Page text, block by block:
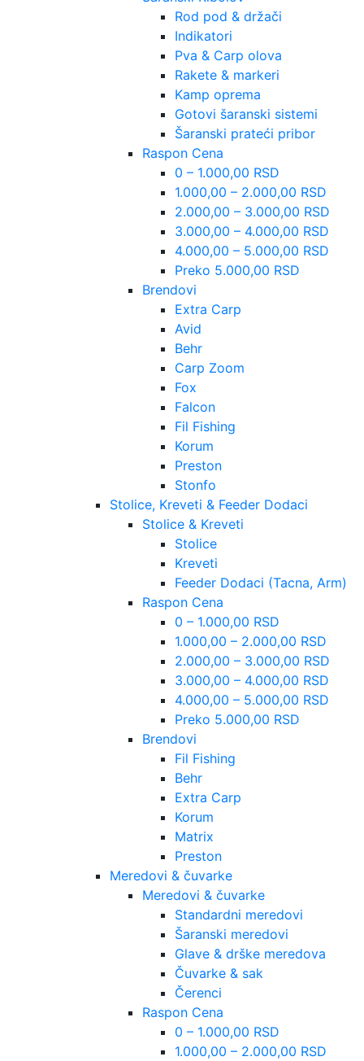
Rod pod & držači
Indikatori
Pva & Carp olova
Rakete & markeri
Kamp oprema
Gotovi šaranski sistemi
Šaranski prateći pribor
Raspon Cena
0 – 1.000,00 RSD
1.000,00 – 2.000,00 RSD
2.000,00 – 3.000,00 RSD
3.000,00 – 4.000,00 RSD
4.000,00 – 5.000,00 RSD
Preko 5.000,00 RSD
Brendovi
Extra Carp
Avid
Behr
Carp Zoom
Fox
Falcon
Fil Fishing
Korum
Preston
Stonfo
Stolice, Kreveti & Feeder Dodaci
Stolice & Kreveti
Stolice
Kreveti
Feeder Dodaci (Tacna, Arm)
Raspon Cena
0 – 1.000,00 RSD
1.000,00 – 2.000,00 RSD
2.000,00 – 3.000,00 RSD
3.000,00 – 4.000,00 RSD
4.000,00 – 5.000,00 RSD
Preko 5.000,00 RSD
Brendovi
Fil Fishing
Behr
Extra Carp
Korum
Matrix
Preston
Meredovi & čuvarke
Meredovi & čuvarke
Standardni meredovi
Šaranski meredovi
Glave & drške meredova
Čuvarke & sak
Čerenci
Raspon Cena
0 – 1.000,00 RSD
1.000,00 – 2.000,00 RSD